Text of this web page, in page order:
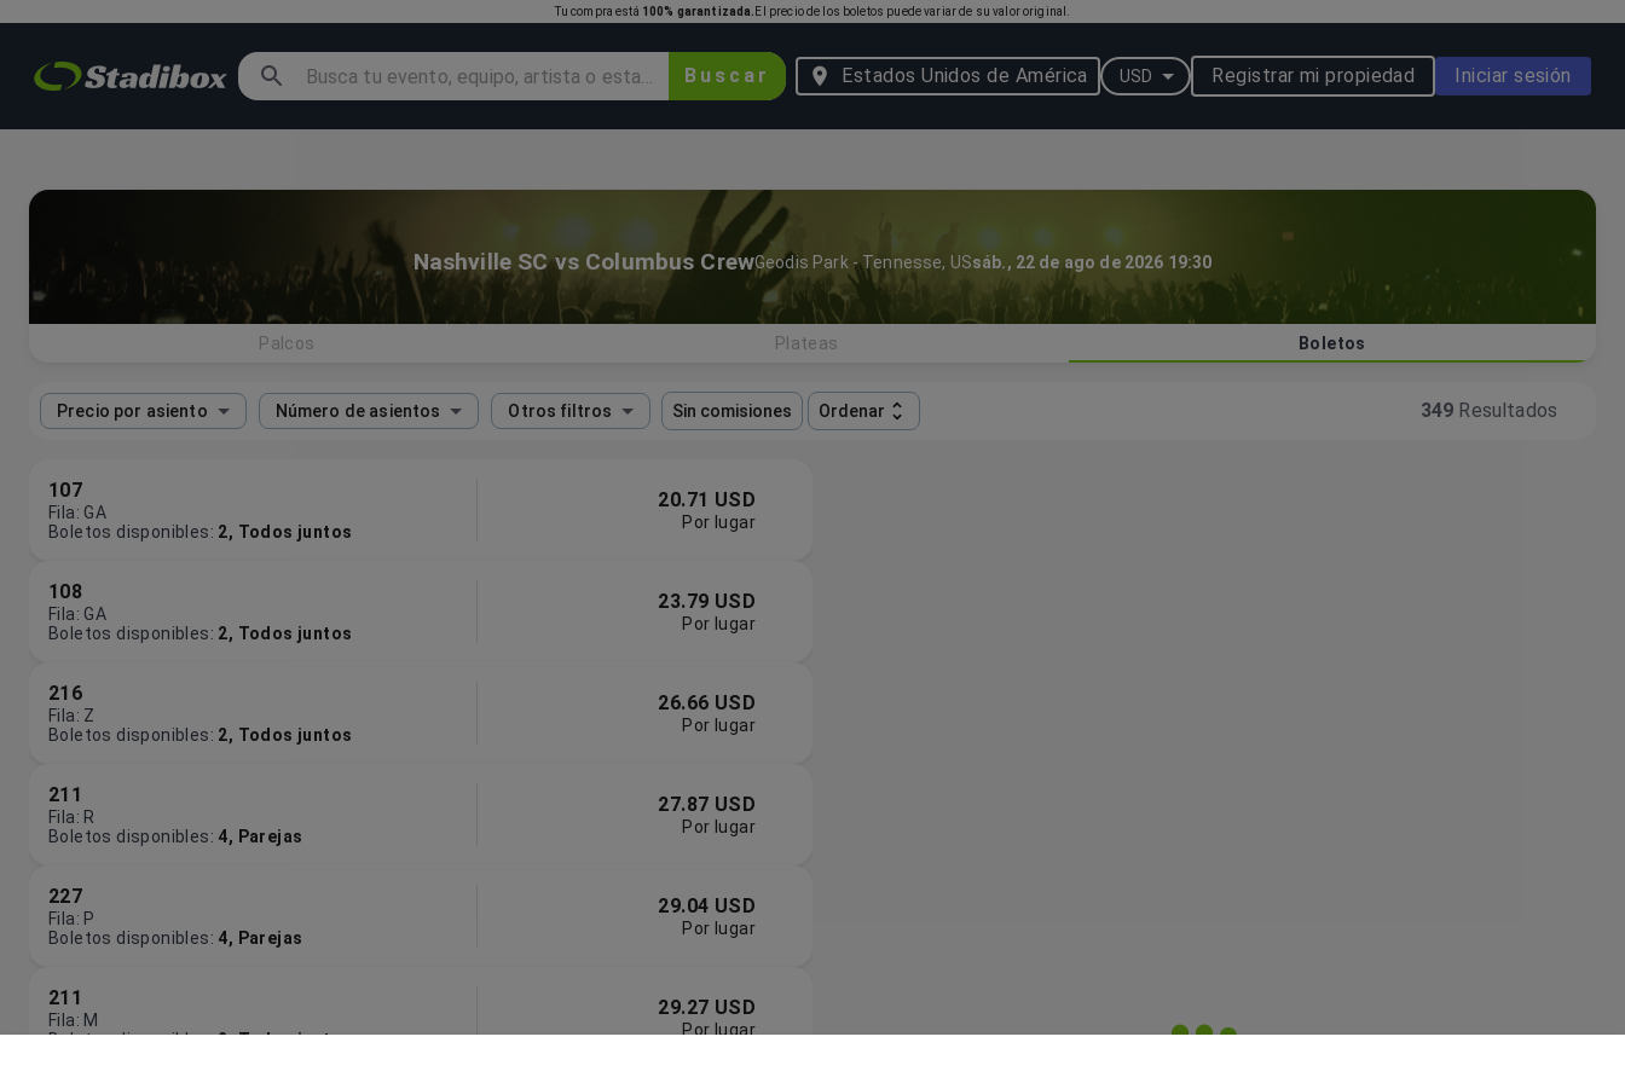
Tu compra está 100% garantizada. El precio de los boletos puede variar de su valor original.
Buscar Estados Unidos de América USD Registrar mi propiedad Iniciar sesión
Nashville SC vs Columbus CrewGeodis Park -Tennesse, USsáb., 22 de ago de 2026 19:30
Palcos Plateas Boletos
Precio por asiento Número de asientos Otros filtros Sin comisiones Ordenar 349 Resultados
107
Fila: GA
Boletos disponibles: 2, Todos juntos
20.71 USD
Por lugar
108
Fila: GA
Boletos disponibles: 2, Todos juntos
23.79 USD
Por lugar
216
Fila: Z
Boletos disponibles: 2, Todos juntos
26.66 USD
Por lugar
211
Fila: R
Boletos disponibles: 4, Parejas
27.87 USD
Por lugar
227
Fila: P
Boletos disponibles: 4, Parejas
29.04 USD
Por lugar
211
Fila: M
Boletos disponibles: 2,Todos juntos
29.27 USD
Por lugar